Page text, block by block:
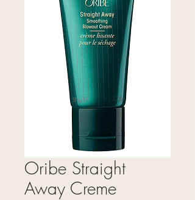
Oribe Straight
Away Creme